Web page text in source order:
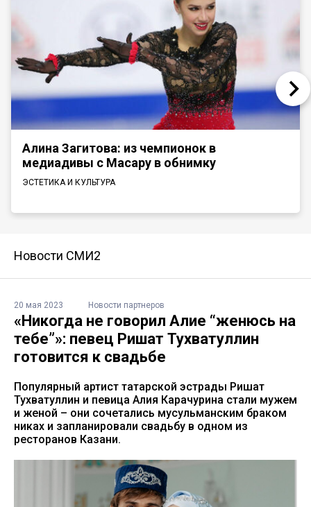
Алина Загитова: из чемпионок в
медиадивы с Масару в обнимку
ЭСТЕТИКА И КУЛЬТУРА
Новости СМИ2
20 мая 2023 Новости партнеров
«Никогда не говорил Алие “женюсь на
тебе”»: певец Ришат Тухватуллин
готовится к свадьбе
Популярный артист татарской эстрады Ришат
Тухватуллин и певица Алия Карачурина стали мужем
и женой – они сочетались мусульманским браком
никах и запланировали свадьбу в одном из
ресторанов Казани.